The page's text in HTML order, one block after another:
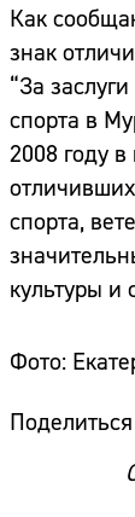
Как
знак
“За
спорта в
2008 году
спорта,
культуры и
Фото: